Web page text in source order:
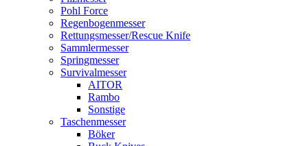
Pohl Force
Regenbogenmesser
Rettungsmesser/Rescue Knife
Sammlermesser
Springmesser
Survivalmesser
AITOR
Rambo
Sonstige
Taschenmesser
Böker